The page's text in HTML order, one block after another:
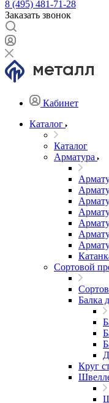
8 (495) 481-71-28
Заказать звонок
Кабинет
Каталог
Каталог
Арматура
Сортовой
Балка
Круг